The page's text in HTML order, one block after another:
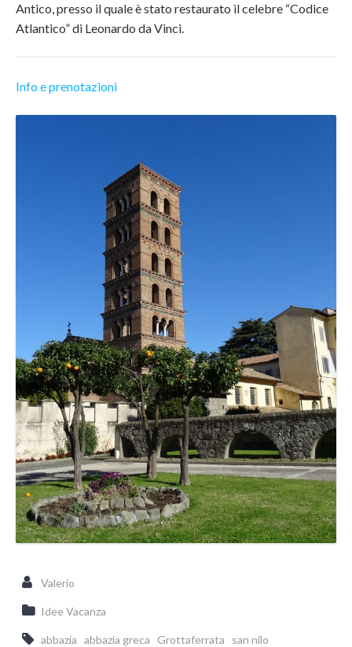
Antico, presso il quale è stato restaurato il celebre “Codice
Atlantico” di Leonardo da Vinci.
Info e prenotazioni
Valerio
Idee Vacanza
abbazia abbazia greca Grottaferrata san nilo